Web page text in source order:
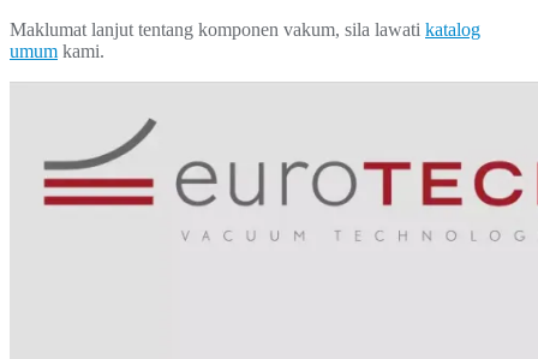
Maklumat lanjut tentang komponen vakum, sila lawati katalog
umum kami.